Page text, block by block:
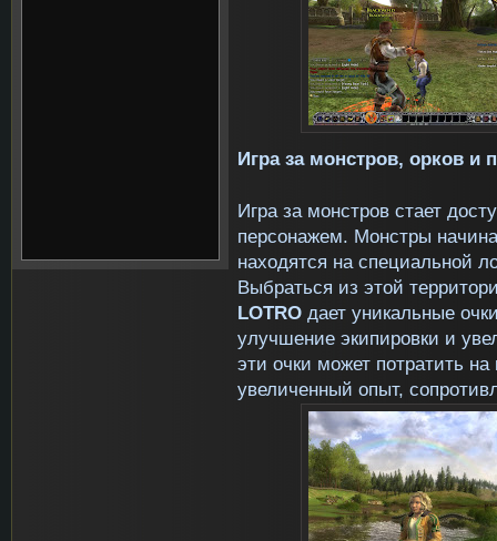
Игра за монстров, орков и
Игра за монстров стает
персонажем. Монстры
находятся на специальной
Выбраться из этой
LOTRO дает уникальные
улучшение экипировки и
эти очки может потратить
увеличенный опыт,